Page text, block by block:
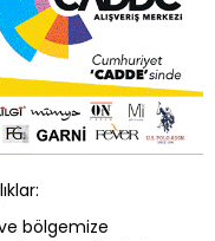
bölgemize